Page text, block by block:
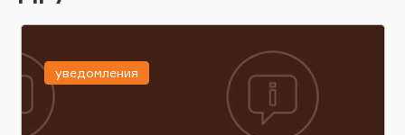
уведомления